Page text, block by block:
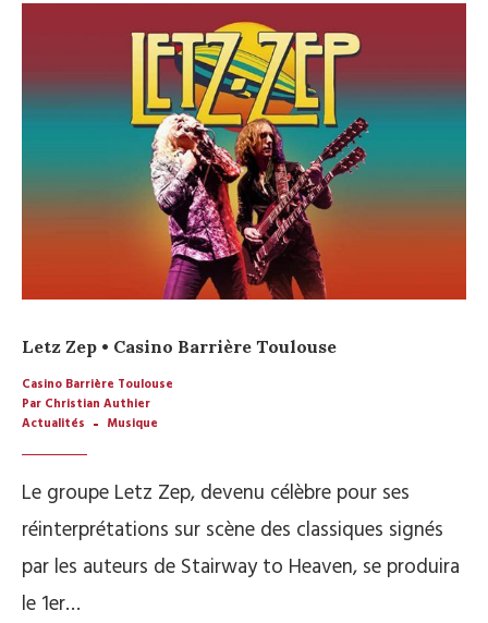
Letz Zep • Casino Barrière Toulouse
Casino Barrière Toulouse
Par Christian Authier
Actualités
Musique
Le groupe Letz Zep, devenu célèbre pour ses
réinterprétations sur scène des classiques signés
par les auteurs de Stairway to Heaven, se produira
le 1er…